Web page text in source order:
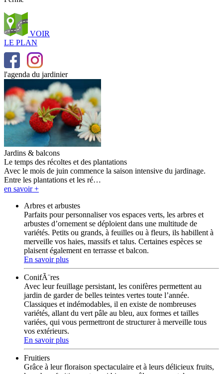
VOIR
LE PLAN
l'agenda du jardinier
Jardins & balcons
Le temps des récoltes et des plantations
Avec le mois de juin commence la saison intensive du jardinage.
Entre les plantations et les ré…
en savoir +
Arbres et arbustes
Parfaits pour personnaliser vos espaces verts, les arbres et
arbustes d’ornement se déploient dans une multitude de
variétés. Petits ou grands, à feuilles ou à fleurs, ils habillent à
merveille vos haies, massifs et talus. Certaines espèces se
plaisent également en terrasse et balcon.
En savoir plus
ConifÃ¨res
Avec leur feuillage persistant, les conifères permettent au
jardin de garder de belles teintes vertes toute l’année.
Classiques et indémodables, il en existe de nombreuses
variétés, allant du vert pâle au bleu, aux formes et tailles
variées, qui vous permettront de structurer à merveille tous
vos extérieurs.
En savoir plus
Fruitiers
Grâce à leur floraison spectaculaire et à leurs délicieux fruits,